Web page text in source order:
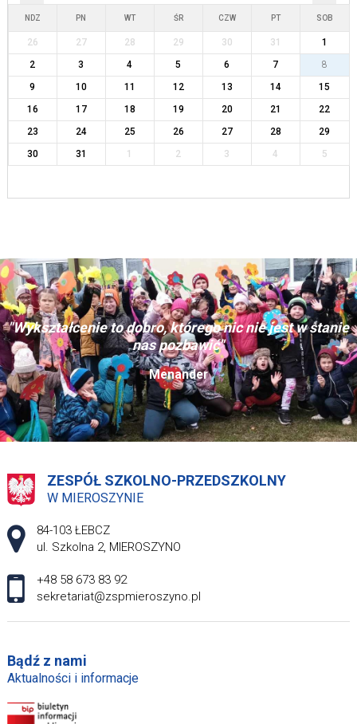
NDZ PN WT ŚR CZW PT SOB
26 27 28 29 30 31
1
2
3 4 5 6 7
8
9
10 11 12 13 14
15
16
17 18 19 20 21
22
23
24 25 26 27 28
29
30
31 1 2 3 4 5
"Wykształcenie to dobro, którego nic nie jest w stanie
nas pozbawić"
Menander
ZESPÓŁ SZKOLNO-PRZEDSZKOLNY
W MIEROSZYNIE
Adres pocztowy:
84-103 ŁEBCZ
ul. Szkolna 2, MIEROSZYNO
+48 58 673 83 92
sekretariat@zspmieroszyno.pl
Bądź z nami
Aktualności i informacje